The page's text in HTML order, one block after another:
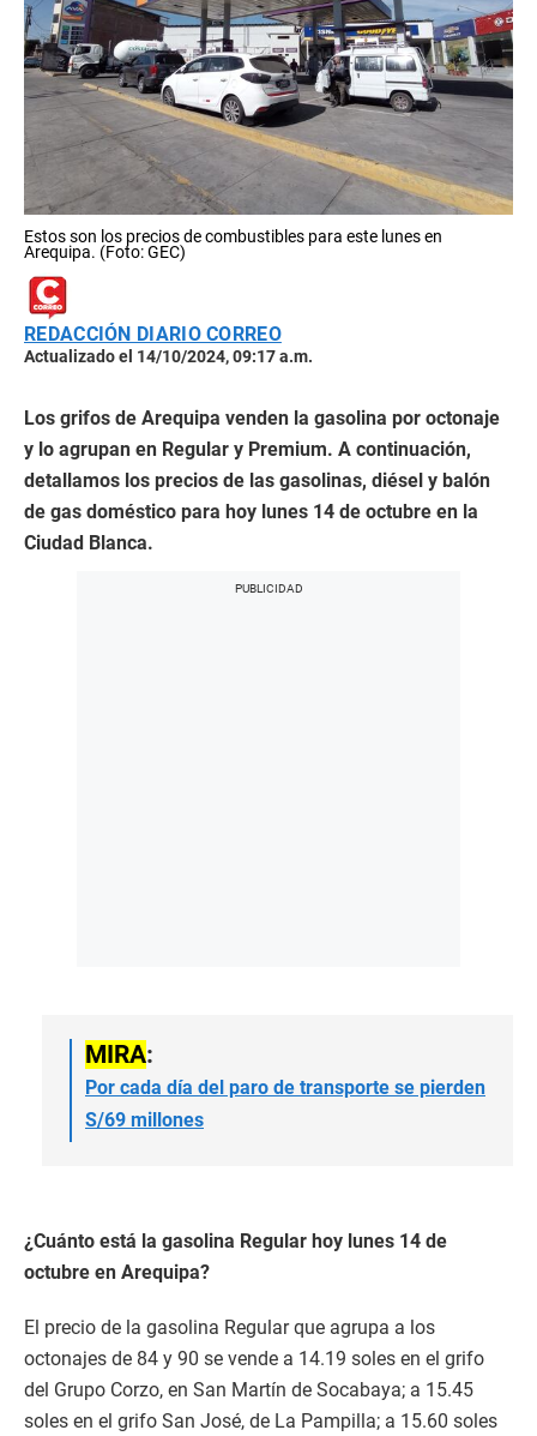
Estos son los precios de combustibles para este lunes en
Arequipa. (Foto: GEC)
REDACCIÓN DIARIO CORREO
Actualizado el 14/10/2024, 09:17 a.m.
Los grifos de Arequipa venden la gasolina por octonaje
y lo agrupan en Regular y Premium. A continuación,
detallamos los precios de las gasolinas, diésel y balón
de gas doméstico para hoy lunes 14 de octubre en la
Ciudad Blanca.
MIRA:
Por cada día del paro de transporte se pierden
S/69 millones
¿Cuánto está la gasolina Regular hoy lunes 14 de
octubre en Arequipa?
El precio de la gasolina Regular que agrupa a los
octonajes de 84 y 90 se vende a 14.19 soles en el grifo
del Grupo Corzo, en San Martín de Socabaya; a 15.45
soles en el grifo San José, de La Pampilla; a 15.60 soles